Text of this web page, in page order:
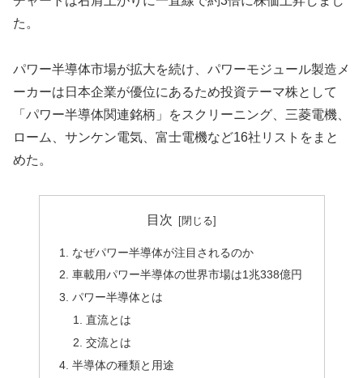
た。
パワー半導体市場が拡大を続け、パワーモジュール製造メ
ーカーは日本企業が優位にあるため投資テーマ株として
「パワー半導体関連銘柄」をスクリーニング、三菱電機、
ローム、サンケン電気、富士電機など16社リストをまと
めた。
目次
なぜパワー半導体が注目されるのか
車載用パワー半導体の世界市場は1兆338億円
パワー半導体とは
直流とは
交流とは
半導体の種類と用途